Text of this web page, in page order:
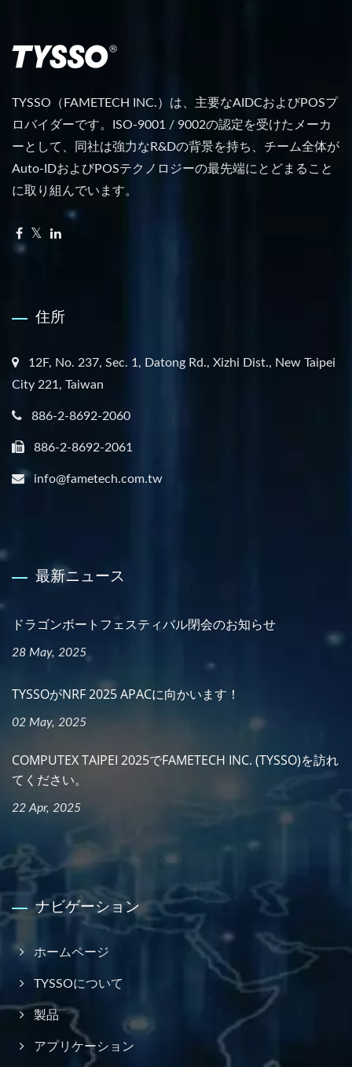
TYSSO（FAMETECH INC.）は、主要なAIDCおよびPOSプ
ロバイダーです。ISO-9001 / 9002の認定を受けたメーカ
ーとして、同社は強力なR&Dの背景を持ち、チーム全体が
Auto-IDおよびPOSテクノロジーの最先端にとどまること
に取り組んでいます。
住所
12F, No. 237, Sec. 1, Datong Rd., Xizhi Dist., New Taipei
City 221, Taiwan
886-2-8692-2060
886-2-8692-2061
info@fametech.com.tw
最新ニュース
ドラゴンボートフェスティバル閉会のお知らせ
28 May, 2025
TYSSOがNRF 2025 APACに向かいます！
02 May, 2025
COMPUTEX TAIPEI 2025でFAMETECH INC. (TYSSO)を訪れ
てください。
22 Apr, 2025
ナビゲーション
ホームページ
TYSSOについて
製品
アプリケーション